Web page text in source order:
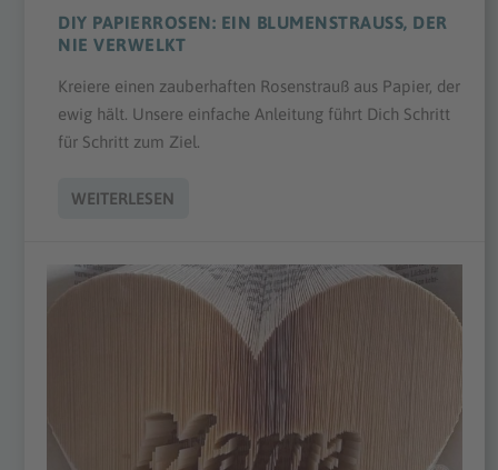
DIY PAPIERROSEN: EIN BLUMENSTRAUSS, DER N
IE VERWELKT
Kreiere einen zauberhaften Rosenstrauß aus Papier, der
ewig hält. Unsere einfache Anleitung führt Dich Schritt
für Schritt zum Ziel.
WEITERLESEN